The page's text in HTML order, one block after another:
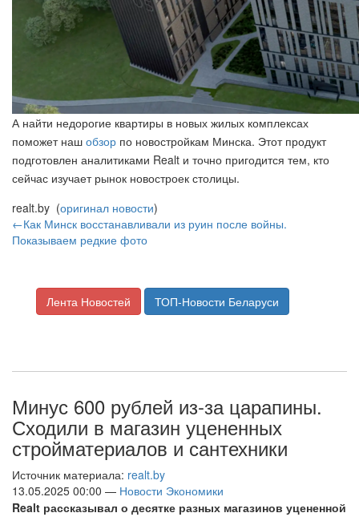
А найти недорогие квартиры в новых жилых комплексах
поможет наш обзор по новостройкам Минска. Этот продукт
подготовлен аналитиками Realt и точно пригодится тем, кто
сейчас изучает рынок новостроек столицы.
realt.by (оригинал новости)
←Как Минск восстанавливали из руин после войны.
Показываем редкие фото
Лента Новостей ТОП-Новости Беларуси
Минус 600 рублей из-за царапины.
Сходили в магазин уцененных
стройматериалов и сантехники
Источник материала: realt.by
13.05.2025 00:00 — Новости Экономики
Realt рассказывал о десятке разных магазинов уцененной